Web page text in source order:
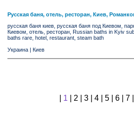
Русская баня, отель, ресторан, Киев,
русская баня киев, русская баня под Киевом,
Киевом, отель, ресторан, Russian baths in Kyiv
baths rare, hotel, restaurant, steam bath
Украина | Киев
1 2 3 4 5 6 7